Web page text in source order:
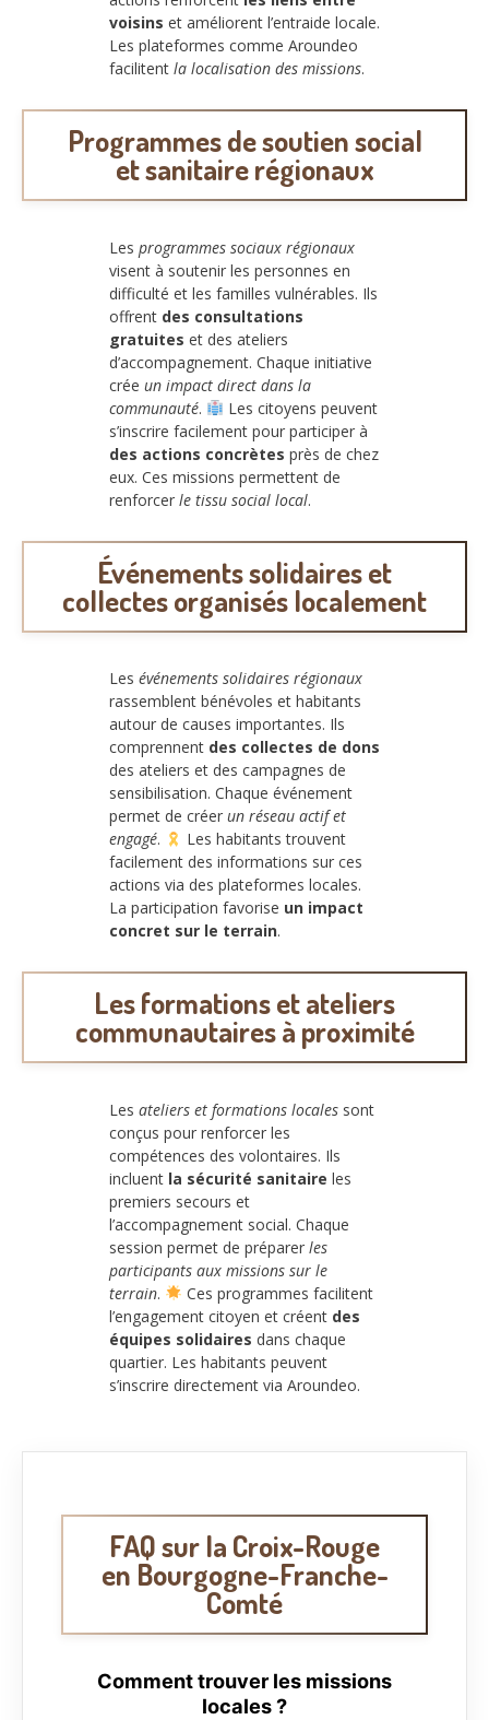
voisins et améliorent l’entraide locale.
Les plateformes comme Aroundeo
facilitent la localisation des missions.
Programmes de soutien social
et sanitaire régionaux
Les programmes sociaux régionaux
visent à soutenir les personnes en
difficulté et les familles vulnérables. Ils
offrent des consultations
gratuites et des ateliers
d’accompagnement. Chaque initiative
crée un impact direct dans la
communauté.
Les citoyens peuvent
s’inscrire facilement pour participer à
des actions concrètes près de chez
eux. Ces missions permettent de
renforcer le tissu social local.
Événements solidaires et
collectes organisés localement
Les événements solidaires régionaux
rassemblent bénévoles et habitants
autour de causes importantes. Ils
comprennent des collectes de dons
des ateliers et des campagnes de
sensibilisation. Chaque événement
permet de créer un réseau actif et
engagé.
Les habitants trouvent
facilement des informations sur ces
actions via des plateformes locales.
La participation favorise un impact
concret sur le terrain.
Les formations et ateliers
communautaires à proximité
Les ateliers et formations locales sont
conçus pour renforcer les
compétences des volontaires. Ils
incluent la sécurité sanitaire les
premiers secours et
l’accompagnement social. Chaque
session permet de préparer les
participants aux missions sur le
terrain.
Ces programmes facilitent
l’engagement citoyen et créent des
équipes solidaires dans chaque
quartier. Les habitants peuvent
s’inscrire directement via Aroundeo.
FAQ sur la Croix-Rouge
en Bourgogne-Franche-
Comté
Comment trouver les missions
locales ?